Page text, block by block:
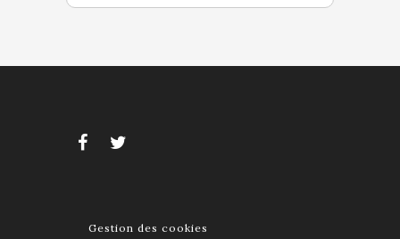
Gestion des cookies